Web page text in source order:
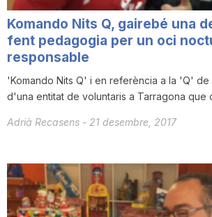
Komando Nits Q, gairebé una
fent pedagogia per un oci
responsable
'Komando Nits Q' i en referència a la 'Q'
d'una entitat de voluntaris a Tarragona que
Adrià Recasens - 21 desembre, 2017